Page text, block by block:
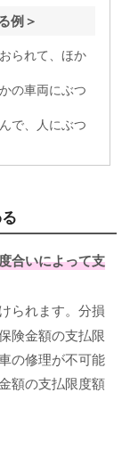
例＞
られて、ほか
の車両にぶつ
で、人にぶつ
合いによって支
られます。分損
険金額の支払限
の修理が不可能
額の支払限度額